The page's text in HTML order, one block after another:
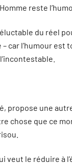
reste
du réel
car l’humour
propose une
chose que ce
veut le réduire à